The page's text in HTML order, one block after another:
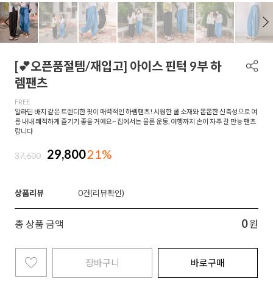
[💕오픈품절템/재입고] 아이스 핀턱 9부 하
렘팬츠
FREE
알라딘 바지 같은 트렌디한 핏이 매력적인 하렘팬츠! 시원한 쿨 소재와 쫀쫀한 신축성으로 여
름 내내 쾌적하게 즐기기 좋을 거예요~ 집에서는 물론 운동, 여행까지 손이 자주 갈 만능 팬츠
랍니다
37,600 29,80021%
상품리뷰 0
총 상품 금액 0 원
장바구니 바로구매